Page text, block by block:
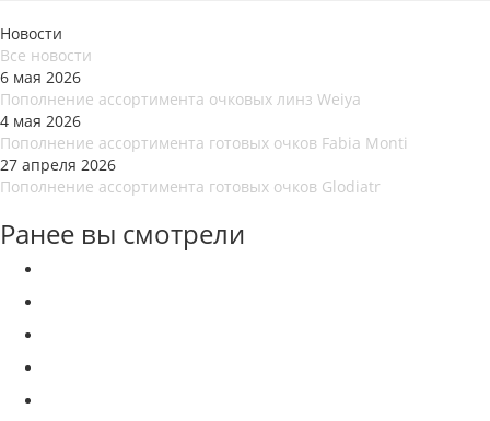
Новости
Все новости
6 мая 2026
Пополнение ассортимента очковых линз Weiya
4 мая 2026
Пополнение ассортимента готовых очков Fabia Monti
27 апреля 2026
Пополнение ассортимента готовых очков Glodiatr
Ранее вы смотрели